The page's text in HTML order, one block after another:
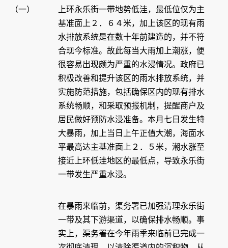
（一）
上环永乐街一带地势低洼，最低位仅为主
基准面上２．６４米，加上该区的现有雨
水排放系统是在数十年前建造的，并不符
合现今标准。故此每当大雨加上潮涨，便
很容易出现颇为严重的水浸情况。政府已
积极改善和提升该区的雨水排放系统，并
实施防范措施，包括确保区内的现有排水
系统畅顺，和采取预报机制，提醒商户及
居民做好预防水浸准备。本月七日发生特
大暴雨，加上当日上午正值大潮，海面水
平最高达主基准面上２．５米，潮水涨至
接近上环低洼地区的最低点，导致永乐街
一带发生严重水浸。
在暴雨来临前，渠务署已加强清理永乐街
一带及其下游渠道，以确保排水畅顺。事
实上，渠务署在今年雨季来临前已完成一